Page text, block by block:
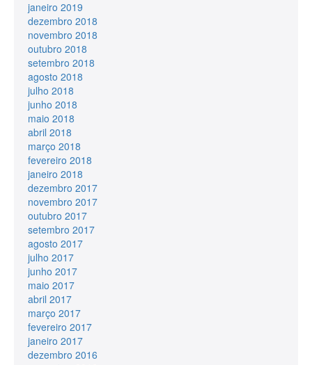
janeiro 2019
dezembro 2018
novembro 2018
outubro 2018
setembro 2018
agosto 2018
julho 2018
junho 2018
maio 2018
abril 2018
março 2018
fevereiro 2018
janeiro 2018
dezembro 2017
novembro 2017
outubro 2017
setembro 2017
agosto 2017
julho 2017
junho 2017
maio 2017
abril 2017
março 2017
fevereiro 2017
janeiro 2017
dezembro 2016